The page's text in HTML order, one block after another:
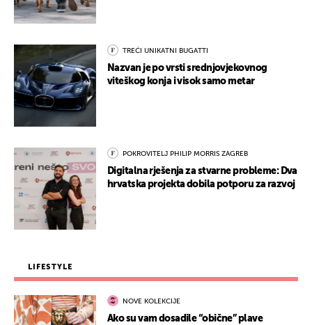
TREĆI UNIKATNI BUGATTI
Nazvan je po vrsti srednjovjekovnog
viteškog konja i visok samo metar
POKROVITELJ PHILIP MORRIS ZAGREB
Digitalna rješenja za stvarne probleme: Dva
hrvatska projekta dobila potporu za razvoj
LIFESTYLE
NOVE KOLEKCIJE
Ako su vam dosadile “obične” plave